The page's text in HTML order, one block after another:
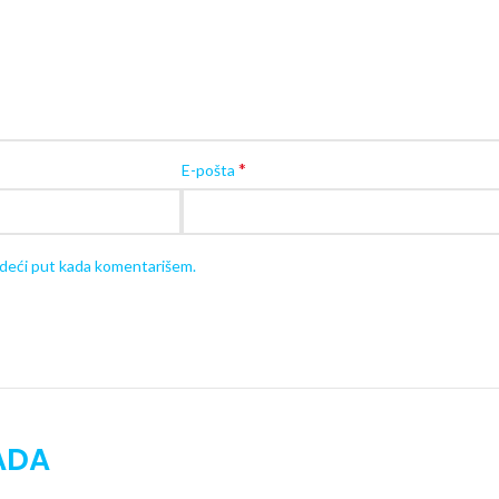
E-pošta *
put kada komentarišem.